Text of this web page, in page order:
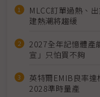
MLCC訂單過熱、
建熱潮將趨緩
2027全年記憶體
宣」只怕買不夠
英特爾EMIB良率
2028準時量產